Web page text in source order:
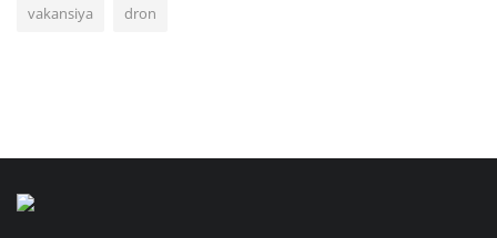
vakansiya dron